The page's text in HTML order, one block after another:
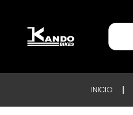
INICIO